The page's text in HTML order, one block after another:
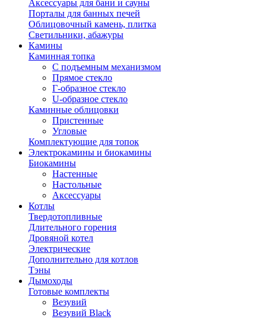
Аксессуары для бани и сауны
Порталы для банных печей
Облицовочный камень, плитка
Светильники, абажуры
Камины
Каминная топка
С подъемным механизмом
Прямое стекло
Г-образное стекло
U-образное стекло
Каминные облицовки
Пристенные
Угловые
Комплектующие для топок
Электрокамины и биокамины
Биокамины
Настенные
Настольные
Аксессуары
Котлы
Твердотопливные
Длительного горения
Дровяной котел
Электрические
Дополнительно для котлов
Тэны
Дымоходы
Готовые комплекты
Везувий
Везувий Black